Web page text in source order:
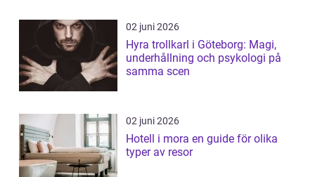
02 juni 2026
Hyra trollkarl i Göteborg: Magi,
underhållning och psykologi på
samma scen
02 juni 2026
Hotell i mora en guide för olika
typer av resor